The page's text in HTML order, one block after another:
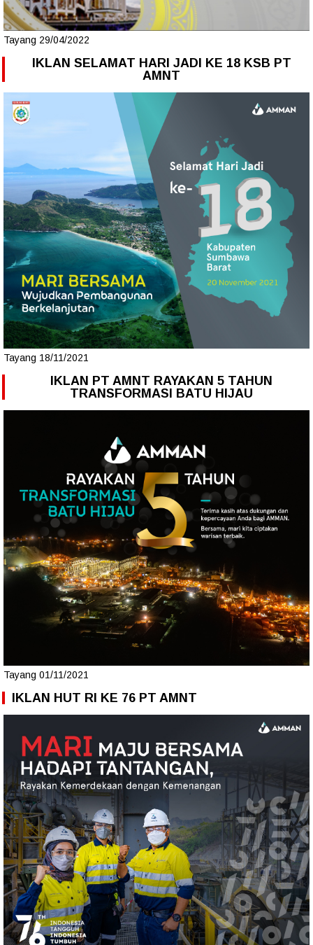
Tayang 29/04/2022
IKLAN SELAMAT HARI JADI KE 18 KSB PT
AMNT
Tayang 18/11/2021
IKLAN PT AMNT RAYAKAN 5 TAHUN
TRANSFORMASI BATU HIJAU
Tayang 01/11/2021
IKLAN HUT RI KE 76 PT AMNT